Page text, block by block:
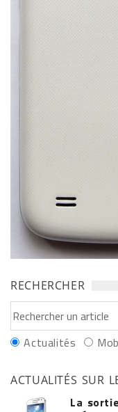
RECHERCHER
Actualités
ACTUALITÉS SUR
La